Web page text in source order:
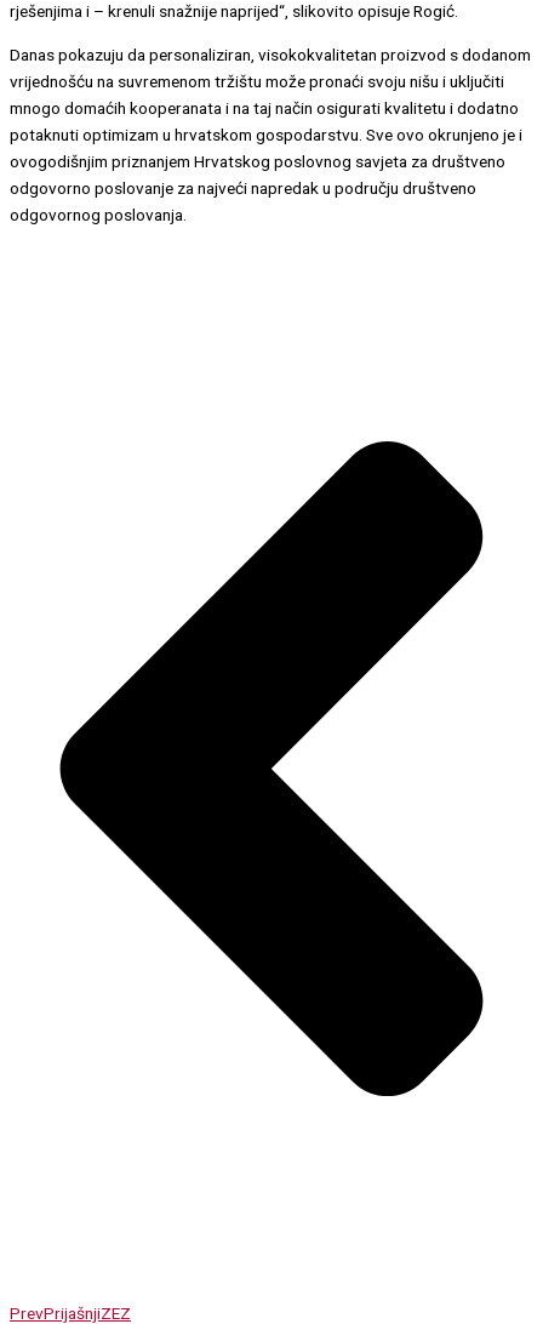
rješenjima i – krenuli snažnije naprijed“, slikovito opisuje Rogić.
Danas pokazuju da personaliziran, visokokvalitetan proizvod s dodanom
vrijednošću na suvremenom tržištu može pronaći svoju nišu i uključiti
mnogo domaćih kooperanata i na taj način osigurati kvalitetu i dodatno
potaknuti optimizam u hrvatskom gospodarstvu. Sve ovo okrunjeno je i
ovogodišnjim priznanjem Hrvatskog poslovnog savjeta za društveno
odgovorno poslovanje za najveći napredak u području društveno
odgovornog poslovanja.
PrevPrijašnjiZEZ